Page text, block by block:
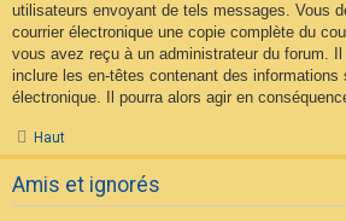
utilisateurs envoyant de tels messages. Vous
courrier électronique une copie complète du
vous avez reçu à un administrateur du forum.
inclure les en-têtes contenant des informations
électronique. Il pourra alors agir en
Haut
Amis et ignorés